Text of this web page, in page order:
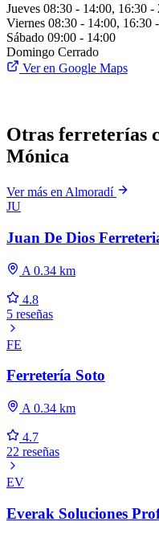
Jueves 08:30 - 14:00, 16:30 -
Viernes 08:30 - 14:00, 16:30
Sábado 09:00 - 14:00
Domingo Cerrado
Ver en Google Maps
Otras ferreterías
Mónica
Ver más en Almoradí
JU
Juan De Dios
A 0.34 km
4.8
5 reseñas
FE
Ferretería Soto
A 0.34 km
4.7
22 reseñas
EV
Everak Soluciones